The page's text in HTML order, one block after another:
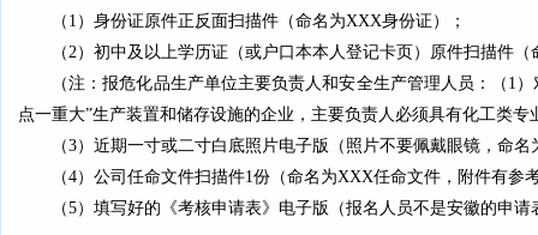
（1）身份证原件正反面扫描件（命名为XXX身份证）；
（2）初中及以上学历证（或户口本本人登记卡页）原件扫描件
（注：报危化品生产单位主要负责人和安全生产管理人员 ：（ 1 ）
点一重大”生产装置和储存设施的企业，主要负责人必须具有化工类
（3）近期一寸或二寸白底照片电子版（照片不要佩戴眼镜 ， 命名
（4）公司任命文件扫描件1份 （命名为XXX任命文件， 附件有参
（5） 填写好的《考核申请表》电子版（报名 人员不是安徽的申请